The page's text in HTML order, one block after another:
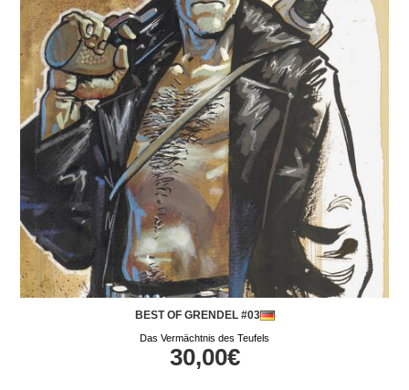
BEST OF GRENDEL #03
Das Vermächtnis des Teufels
30,00€